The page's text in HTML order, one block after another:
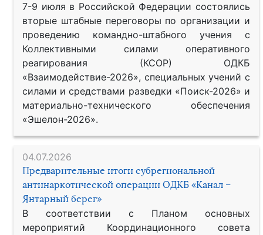
7-9 июля в Российской Федерации состоялись
вторые штабные переговоры по организации и
проведению командно-штабного учения с
Коллективными силами оперативного
реагирования (КСОР) ОДКБ
«Взаимодействие-2026», специальных учений с
силами и средствами разведки «Поиск-2026» и
материально-технического обеспечения
«Эшелон-2026».
04.07.2026
Предварительные итоги субрегиональной
антинаркотической операции ОДКБ «Канал –
Янтарный берег»
В соответствии с Планом основных
мероприятий Координационного совета